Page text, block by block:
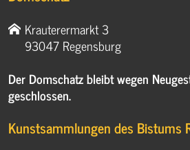
Krauterermarkt 3
93047 Regensburg
Der Domschatz bleibt wegen
geschlossen.
Kunstsammlungen des Bistums